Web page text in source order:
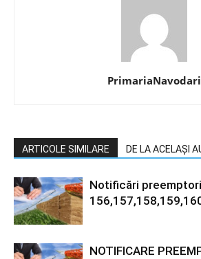
PrimariaNavodari
ARTICOLE SIMILARE DE LA ACELAȘI
Notificări
NOTIFICARE